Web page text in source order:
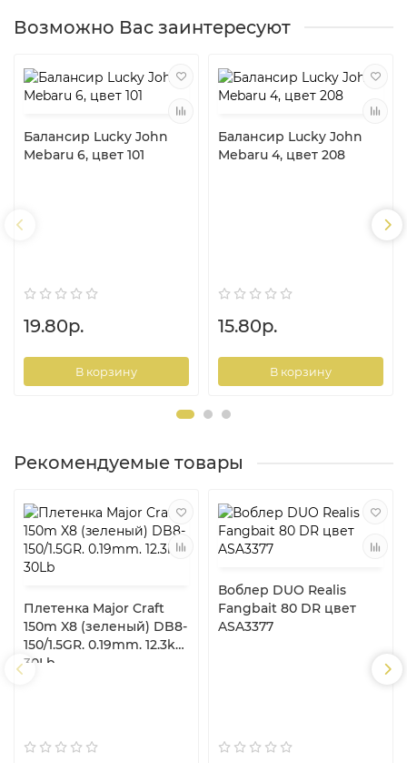
Возможно Вас заинтересуют
Балансир Lucky John
Mebaru 6, цвет 101
19.80р.
В корзину
Балансир Lucky John
Mebaru 4, цвет 208
15.80р.
В корзину
Рекомендуемые товары
Плетенка Major Craft
150m X8 (зеленый) DB8-
150/1.5GR. 0.19mm. 12.3kg.
30Lb
Воблер DUO Realis
Fangbait 80 DR цвет
ASA3377